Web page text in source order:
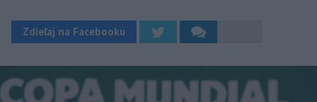
Zdieľaj na Facebooku